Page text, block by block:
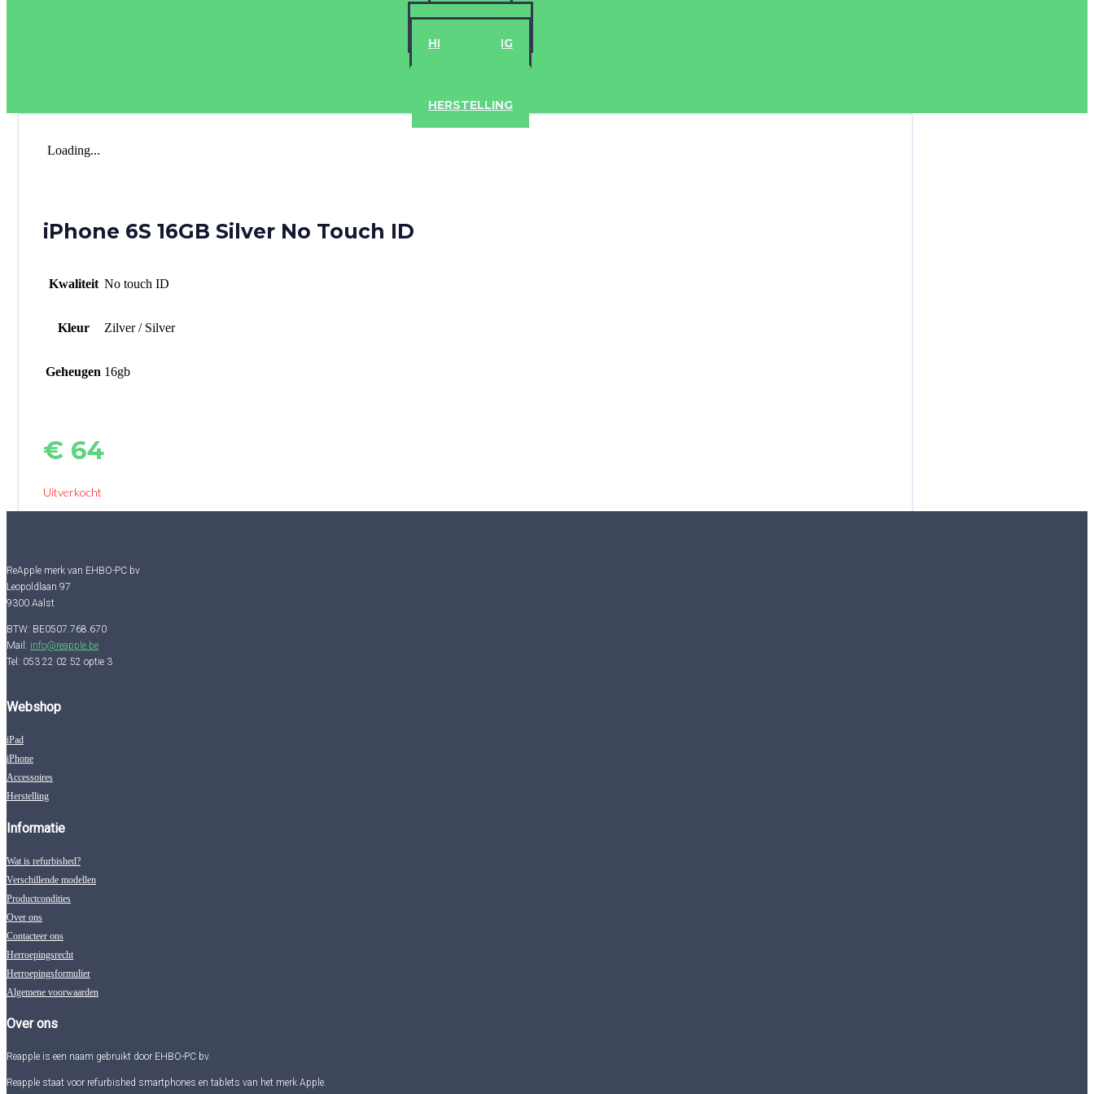
HERSTELLING
HERSTELLING
Loading...
iPhone 6S 16GB Silver No Touch ID
Kwaliteit No touch ID
Kleur Zilver / Silver
Geheugen 16gb
€ 64
Uitverkocht
ReApple merk van EHBO-PC bv
Leopoldlaan 97
9300 Aalst
BTW: BE0507.768.670
Mail: info@reapple.be
Tel: 053 22 02 52 optie 3
Webshop
iPad
iPhone
Accessoires
Herstelling
Informatie
Wat is refurbished?
Verschillende modellen
Productcondities
Over ons
Contacteer ons
Herroepingsrecht
Herroepingsformulier
Algemene voorwaarden
Over ons
Reapple is een naam gebruikt door EHBO-PC bv.
Reapple staat voor refurbished smartphones en tablets van het merk Apple.